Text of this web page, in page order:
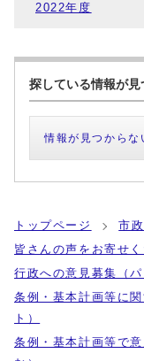
2022年度
探している情報が見
情報が見つからな
トップページ 市政
皆さんの声をお寄せ
行政への意見募集（
条例・基本計画等に
ト）
条例・基本計画等で